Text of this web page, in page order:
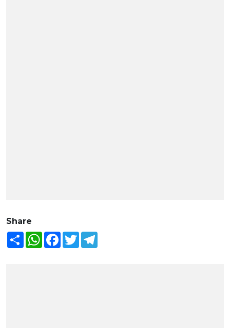
Share
Share WhatsAppFacebook
Twitter